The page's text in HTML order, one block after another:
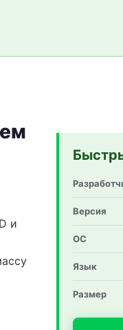
и
Версия
ОС
Язык
Размер